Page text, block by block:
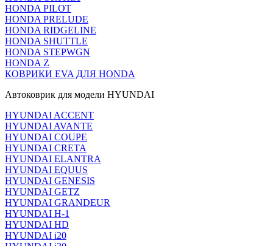
HONDA PILOT
HONDA PRELUDE
HONDA RIDGELINE
HONDA SHUTTLE
HONDA STEPWGN
HONDA Z
КОВРИКИ EVA ДЛЯ HONDA
Автоковрик для модели HYUNDAI
HYUNDAI ACCENT
HYUNDAI AVANTE
HYUNDAI COUPE
HYUNDAI CRETA
HYUNDAI ELANTRA
HYUNDAI EQUUS
HYUNDAI GENESIS
HYUNDAI GETZ
HYUNDAI GRANDEUR
HYUNDAI H-1
HYUNDAI HD
HYUNDAI i20